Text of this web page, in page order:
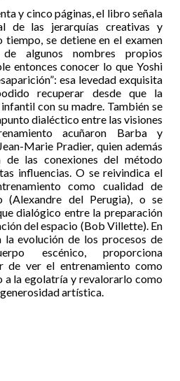
y cinco páginas, el libro señala
de las jerarquías creativas y
tiempo, se detiene en el examen
algunos nombres propios
entonces conocer lo que Yoshi
esa levedad exquisita
recuperar desde que la
con su madre. También se
dialéctico entre las visiones
acuñaron Barba y
Marie Pradier, quien además
de las conexiones del método
influencias. O se reivindica el
como cualidad de
(Alexandre del Perugia), o se
dialógico entre la preparación
del espacio (Bob Villette). En
la evolución de los procesos de
escénico, proporciona
de ver el entrenamiento como
a la egolatría y revalorarlo como
artística.